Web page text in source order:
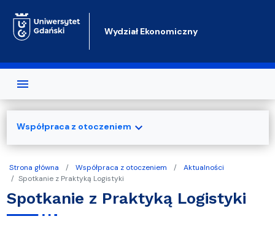
Wydział Ekonomiczny
Strona główna Współpraca z otoczeniem
Aktualności
Spotkanie z Praktyką Logistyki
Spotkanie z Praktyką Logistyki
Współpraca z otoczeniem expand_more